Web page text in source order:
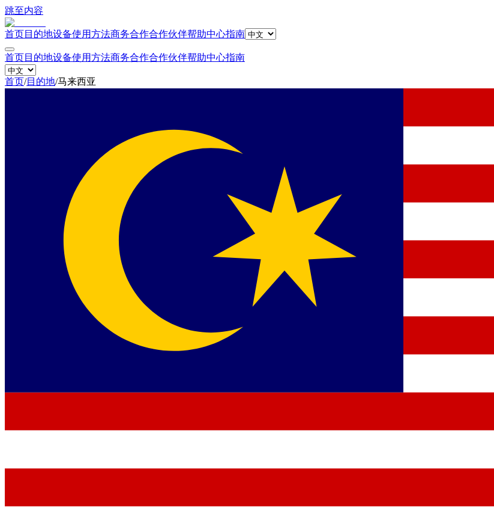
跳至内容
首页目的地设备使用方法商务合作合作伙伴帮助中心指南
首页目的地设备使用方法商务合作合作伙伴帮助中心指南
首页/目的地/马来西亚